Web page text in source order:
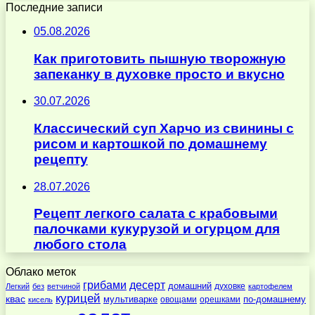
Последние записи
05.08.2026
Как приготовить пышную творожную
запеканку в духовке просто и вкусно
30.07.2026
Классический суп Харчо из свинины с
рисом и картошкой по домашнему
рецепту
28.07.2026
Рецепт легкого салата с крабовыми
палочками кукурузой и огурцом для
любого стола
Облако меток
Легкий без ветчиной грибами десерт домашний духовке картофелем
квас кисель курицей мультиварке овощами орешками по-домашнему